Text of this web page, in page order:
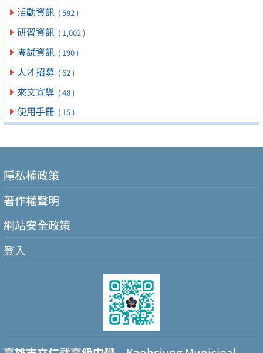
活動資訊 ( 592 )
研習資訊 ( 1,002 )
考試資訊 ( 190 )
人才招募 ( 62 )
來文宣導 ( 48 )
使用手冊 ( 15 )
隱私權政策
著作權聲明
網站安全政策
登入